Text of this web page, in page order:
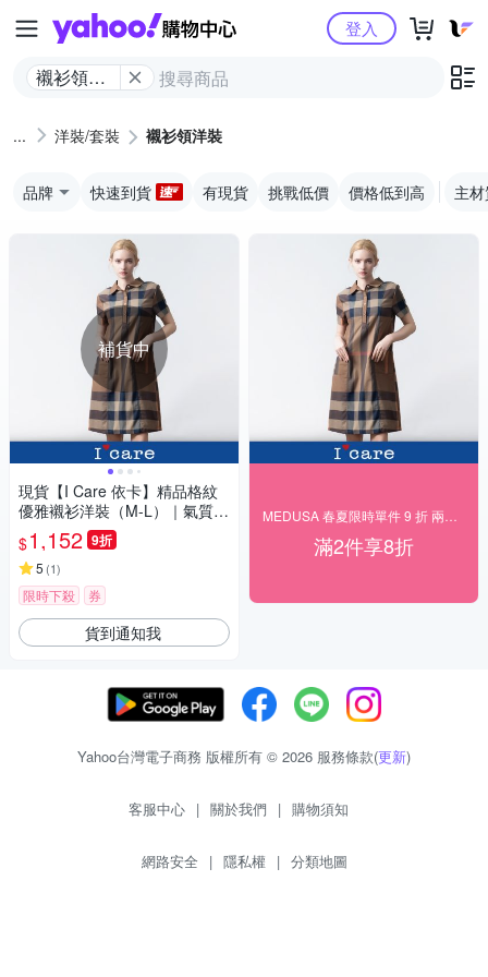
Yahoo購物中心
襯衫領洋
登入
洋裝/套裝 襯衫領洋裝
品牌 快速到貨 有現貨 挑戰低價 價格低到高 主
補貨中
現貨【I Care 依卡】精品格紋
優雅襯衫洋裝（M-L）｜氣質洋
裝 襯衫洋裝 格紋洋裝
$1,152 9折
5 (1)
限時下殺 券
貨到通知我
滿2件享8折
Yahoo台灣電子商務 版權所有 © 2026 服務條款(更新)
客服中心 | 關於我們 | 購物須知
網路安全 | 隱私權 | 分類地圖